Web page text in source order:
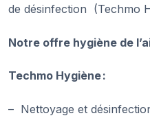
de désinfection (Techmo
Notre offre hygiène de
Techmo Hygiène :
– Nettoyage et